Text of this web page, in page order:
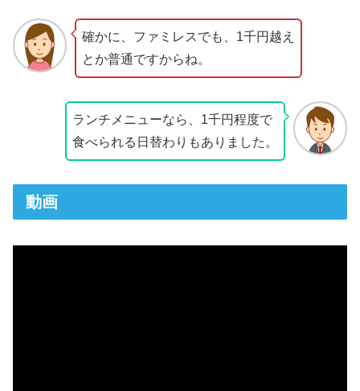
確かに、ファミレスでも、1千円越え
とか普通ですからね。
ランチメニューなら、1千円程度で
食べられる日替わりもありました。
動画